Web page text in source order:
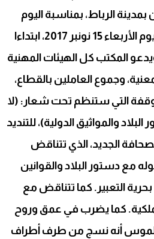
بمدينة الرباط، بمناسبة اليوم
الوطني للصحافة، وذلك يوم الأربعاء 15 نونبر 2017، ابتداءا
المكتب كل الهيئات المهنية
وجموع العاملين بالقطاع،
التي ستنظم تحت شعار: (لا
والمواثيق الدولية)، للتنديد
الجديد، الذي تتناقض
مع دستور البلاد والقوانين
بحرية التعبير. كما تتناقض مع
كما يضرب في عمق وروح
أنه نسج من طرف أطراف